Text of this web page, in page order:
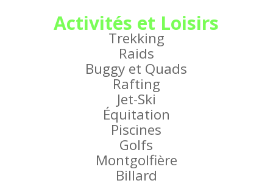
Activités et Loisirs
Trekking
Raids
Buggy et Quads
Rafting
Jet-Ski
Équitation
Piscines
Golfs
Montgolfière
Billard